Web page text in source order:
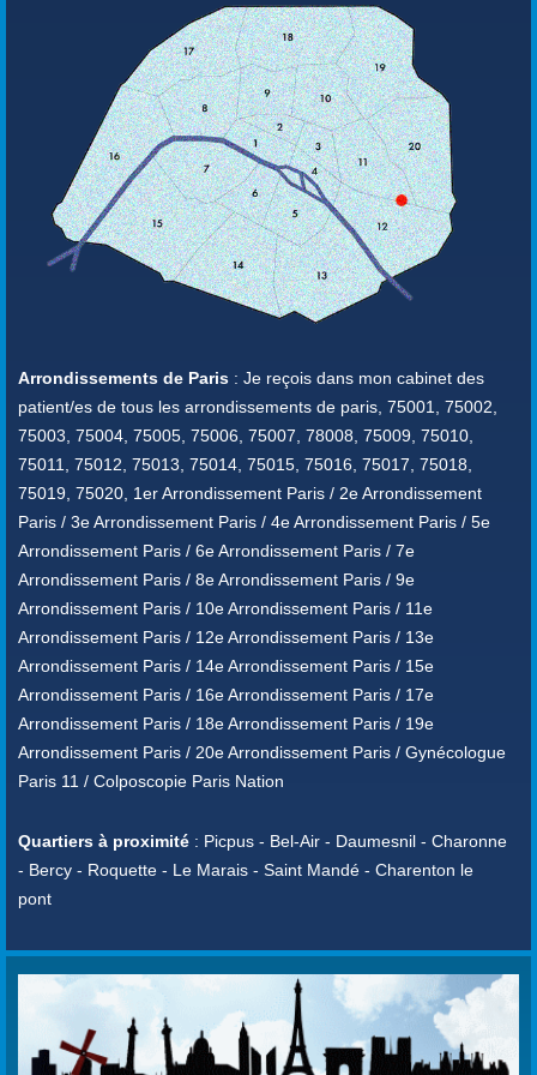
Arrondissements de Paris : Je reçois dans mon cabinet des
patient/es de tous les arrondissements de paris, 75001, 75002,
75003, 75004, 75005, 75006, 75007, 78008, 75009, 75010,
75011, 75012, 75013, 75014, 75015, 75016, 75017, 75018,
75019, 75020, 1er Arrondissement Paris / 2e Arrondissement
Paris / 3e Arrondissement Paris / 4e Arrondissement Paris / 5e
Arrondissement Paris / 6e Arrondissement Paris / 7e
Arrondissement Paris / 8e Arrondissement Paris / 9e
Arrondissement Paris / 10e Arrondissement Paris / 11e
Arrondissement Paris / 12e Arrondissement Paris / 13e
Arrondissement Paris / 14e Arrondissement Paris / 15e
Arrondissement Paris / 16e Arrondissement Paris / 17e
Arrondissement Paris / 18e Arrondissement Paris / 19e
Arrondissement Paris / 20e Arrondissement Paris / Gynécologue
Paris 11 / Colposcopie Paris Nation
Quartiers à proximité : Picpus - Bel-Air - Daumesnil - Charonne
- Bercy - Roquette - Le Marais - Saint Mandé - Charenton le
pont